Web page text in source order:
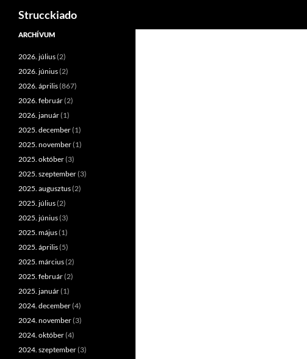
Tartalomhoz
Strucckiado
ARCHÍVUM
2026. július(2)
2026. június(2)
2026. április(867)
2026. február(2)
2026. január(1)
2025. december(1)
2025. november(1)
2025. október(3)
2025. szeptember(3)
2025. augusztus(2)
2025. július(2)
2025. június(3)
2025. május(1)
2025. április(5)
2025. március(2)
2025. február(2)
2025. január(1)
2024. december(4)
2024. november(3)
2024. október(4)
2024. szeptember(3)